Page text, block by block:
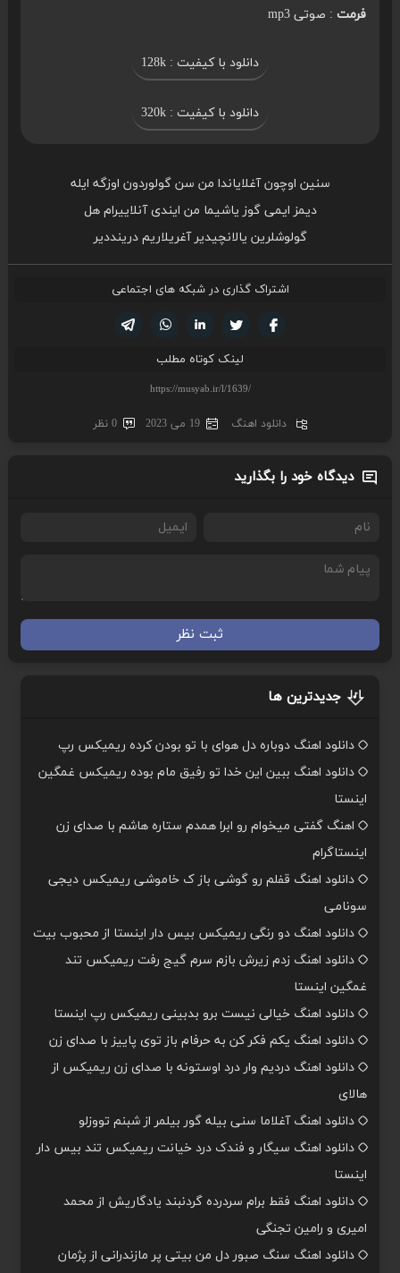
فرمت: صوتی mp3
دانلود با کیفیت : 128k
دانلود با کیفیت : 320k
سنین اوچون آغلایاندا من سن گولوردون اوزگه ایله
دیمز ایمی گوز یاشیما من ایندی آنلاییرام هل
گولوشلرین یالانچیدیر آغریلاریم درینددیر
اشتراک گذاری در شبکه های اجتماعی
لینکدین تویتر
فیسوک
لینک کوتاه مطلب
دانلود اهنگ 19 می 2023 0 نظر
دیدگاه خود را بگذارید
ثبت نظر
جدیدترین ها
دانلود اهنگ دوباره دل هوای با تو بودن کرده ریمیکس رپ
دانلود اهنگ ببین این خدا تو رفیق مام بوده ریمیکس غمگین
اینستا
اهنگ گفتی میخوام رو ابرا همدم ستاره هاشم با صدای زن
اینستاگرام
دانلود اهنگ قفلم رو گوشی باز ک خاموشی ریمیکس دیجی
سونامی
دانلود اهنگ دو رنگی ریمیکس بیس دار اینستا از محبوب بیت
دانلود اهنگ زدم زیرش بازم سرم گیج رفت ریمیکس تند
غمگین اینستا
دانلود اهنگ خیالی نیست برو بدبینی ریمیکس رپ اینستا
دانلود اهنگ یکم فکر کن به حرفام باز توی پاییز با صدای زن
دانلود اهنگ دردیم وار درد اوستونه با صدای زن ریمیکس از
هالای
دانلود اهنگ آغلاما سنی بیله گور بیلمر از شبنم تووزلو
دانلود اهنگ سیگار و فندک درد خیانت ریمیکس تند بیس دار
اینستا
دانلود اهنگ فقط برام سردرده گردنبند یادگاریش از محمد
امیری و رامین تجنگی
دانلود اهنگ سنگ صبور دل من بیتی پر مازندرانی از پژمان